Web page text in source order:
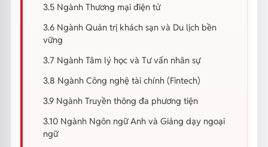
3.5 Ngành Thương mại điện tử
3.6 Ngành Quản trị khách sạn và Du lịch bền
vững
3.7 Ngành Tâm lý học và Tư vấn nhân sự
3.8 Ngành Công nghệ tài chính (Fintech)
3.9 Ngành Truyền thông đa phương tiện
3.10 Ngành Ngôn ngữ Anh và Giảng dạy ngoại
ngữ